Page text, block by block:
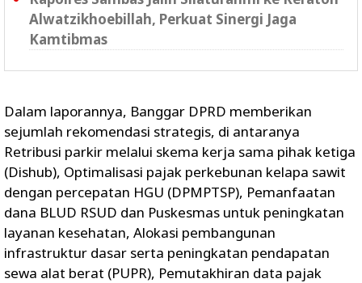
Alwatzikhoebillah, Perkuat Sinergi Jaga
Kamtibmas
Dalam laporannya, Banggar DPRD memberikan
sejumlah rekomendasi strategis, di antaranya
Retribusi parkir melalui skema kerja sama pihak ketiga
(Dishub), Optimalisasi pajak perkebunan kelapa sawit
dengan percepatan HGU (DPMPTSP), Pemanfaatan
dana BLUD RSUD dan Puskesmas untuk peningkatan
layanan kesehatan, Alokasi pembangunan
infrastruktur dasar serta peningkatan pendapatan
sewa alat berat (PUPR), Pemutakhiran data pajak